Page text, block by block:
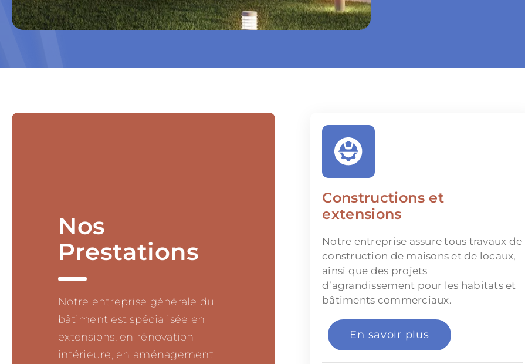
Nos
Prestations
Notre entreprise générale du
bâtiment est spécialisée en
extensions, en rénovation
intérieure, en aménagement
Constructions et
extensions
Notre entreprise assure tous travaux de
construction de maisons et de locaux,
ainsi que des projets
d’agrandissement pour les habitats et
bâtiments commerciaux.
En savoir plus